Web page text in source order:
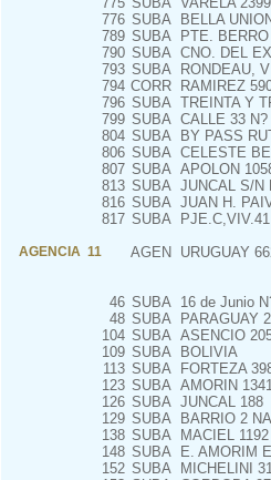
776 SUBA BELLA
789 SUBA PTE. BERRO
790 SUBA CNO. DEL
793 SUBA RONDEAU,
794 CORR RAMIREZ
796 SUBA TREINTA Y
799 SUBA CALLE 33
804 SUBA BY PASS
806 SUBA CELESTE
807 SUBA APOLON
813 SUBA JUNCAL S/N
816 SUBA JUAN H.
817 SUBA
AGENCIA 11 AGEN URUGUAY
46 SUBA 16 de Junio
48 SUBA PARAGUAY
104 SUBA ASENCIO
109 SUBA BOLIVIA
113 SUBA FORTEZA
123 SUBA AMORIN
126 SUBA JUNCAL 188
129 SUBA BARRIO 2
138 SUBA MACIEL 1192
148 SUBA E. AMORIM
152 SUBA MICHELINI